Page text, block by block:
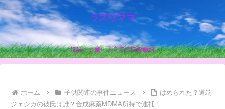
ラズリママ
妊娠・出産・子育ての悩み解決
ホーム 子供関連の事件ニュース
はめられた？道端
ジェシカの彼氏は誰？合成麻薬MDMA所持で逮捕！